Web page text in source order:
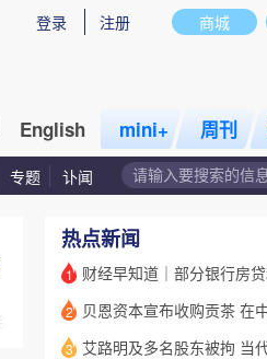
商城
登录 注册
English mini+ 周刊
专题 讣闻
议 话题 特别呈现 私房课
热点新闻
1
2
3